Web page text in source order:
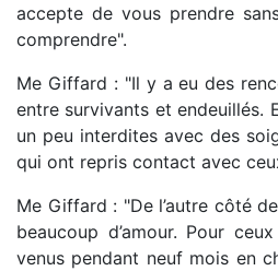
accepte de vous prendre
comprendre".
Me Giffard : "Il y a eu des
entre survivants et endeuillés.
un peu interdites avec des
qui ont repris contact avec
Me Giffard : "De l’autre côté
beaucoup d’amour. Pour
venus pendant neuf mois en